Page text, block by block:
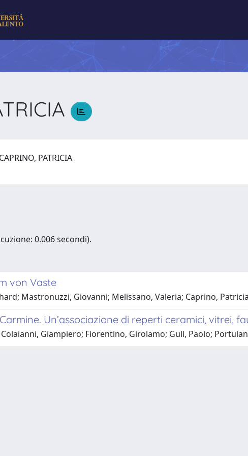
CAPRINO, PATRICIA
0.006 secondi).
von Vaste
Mastronuzzi, Giovanni; Melissano, Valeria; Caprino,
Un’associazione di reperti ceramici, vitrei,
Giampiero; Fiorentino, Girolamo; Gull, Paolo;